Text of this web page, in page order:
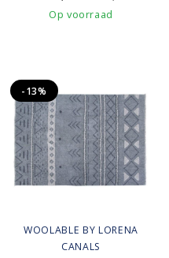
Op voorraad
WOOLABLE BY LORENA
CANALS
-13%